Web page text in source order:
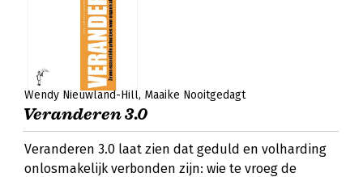
Wendy Nieuwland-Hill Maaike Nooitgedagt
Veranderen 3.0
Veranderen 3.0 laat zien dat geduld en volharding
onlosmakelijk verbonden zijn: wie te vroeg de